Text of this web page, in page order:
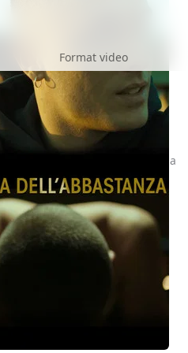
Format video
La Terra Dell'abbastanza